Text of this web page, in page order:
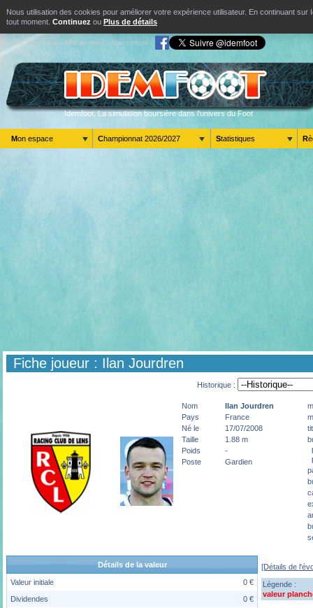
Nous utilisation des cookies pour améliorer votre expérience utilisateur. En continuant
tout moment. Continuez ou Plus de détails
Aller au contenu Aller au menu Mon compte
Idemfoot. La simulation boursière dans l'univers du Foot
Mon espace Championnat 2026/2027 Statistiques
Fiche joueur : Ilan Jourdren
Historique :
Nom Ilan Jourdren
Pays
France
Né le
17/07/2008
Taille
1.88 m
Poids
-
Poste
Gardien
Détails de la valeur
Valeur initiale
0 €
Dividendes
0 €
[Détails de
Légende :
valeur